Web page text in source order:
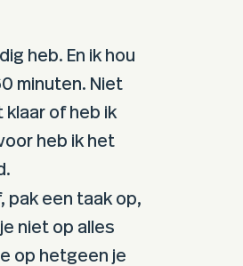
heb. En ik hou
minuten. Niet
klaar of heb ik
heb ik het
pak een taak op,
niet op alles
op hetgeen je